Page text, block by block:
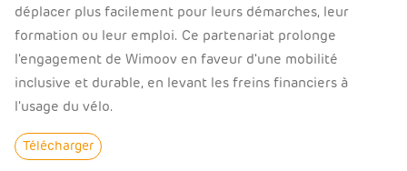
déplacer plus facilement pour leurs démarches, leur
formation ou leur emploi. Ce partenariat prolonge
l'engagement de Wimoov en faveur d'une mobilité
inclusive et durable, en levant les freins financiers à
l'usage du vélo.
Télécharger